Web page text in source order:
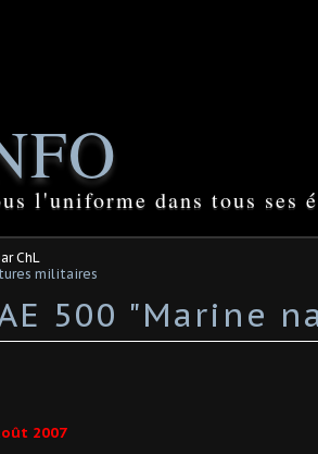
l'uniforme dans tous ses
ChL
militaires
500 "Marine
2007